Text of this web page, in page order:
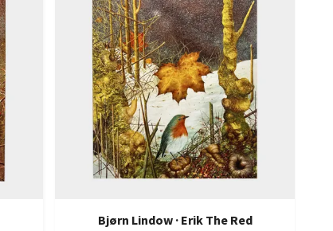
Bjørn Lindow · Erik The Red